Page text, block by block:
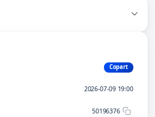
Copart
2026-07-09 19:00
50196376